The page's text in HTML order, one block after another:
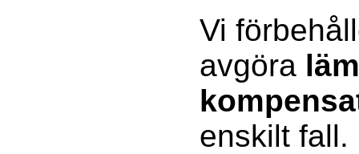
Vi
avgöra
enskilt fall.